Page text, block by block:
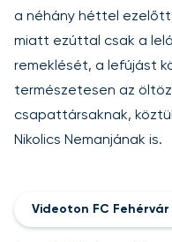
a néhány héttel
miatt ezúttal csak a
remeklését, a lefújást
természetesen az
csapattársaknak,
Nikolics Nemanjának is.
Videoton FC Fehérvár I